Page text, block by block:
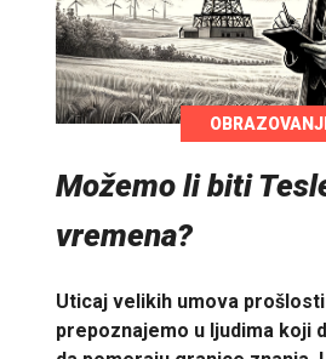
Možemo li biti
vremena?
Uticaj velikih umova
prepoznajemo u ljudima koji